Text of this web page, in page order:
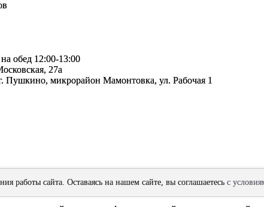
обед 12:00-13:00
27а
Пушкино, микрорайон Мамонтовка, ул. Рабочая 1
работы сайта. Оставаясь на нашем сайте, вы соглашаетесь с